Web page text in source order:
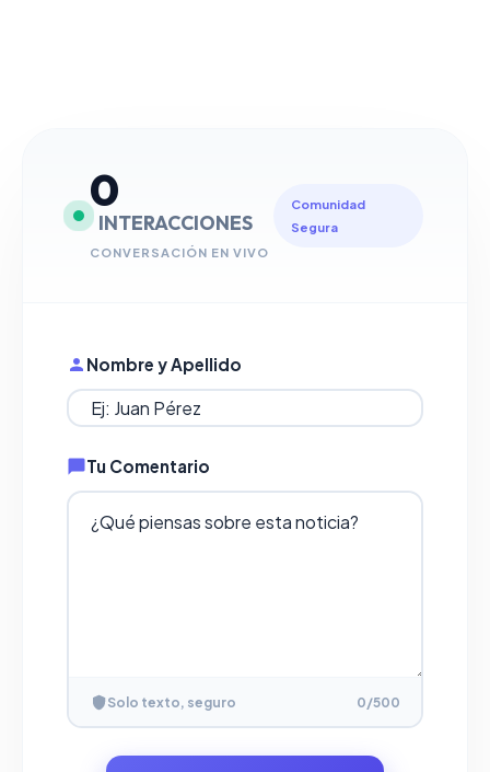
0
INTERACCIONES
CONVERSACIÓN EN VIVO
Comunidad
Segura
Nombre y Apellido
Tu Comentario
Solo texto, seguro 0/500